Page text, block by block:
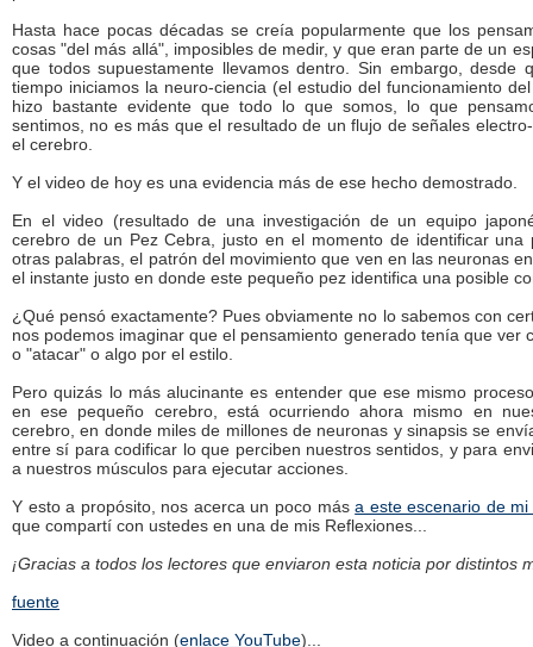
Hasta hace pocas décadas se creía popularmente que los
cosas "del más allá", imposibles de medir, y que eran parte de un
que todos supuestamente llevamos dentro. Sin embargo, desde
tiempo iniciamos la neuro-ciencia (el estudio del funcionamiento
hizo bastante evidente que todo lo que somos, lo que
sentimos, no es más que el resultado de un flujo de señales
el cerebro.
Y el video de hoy es una evidencia más de ese hecho demostrado.
En el video (resultado de una investigación de un equipo
cerebro de un Pez Cebra, justo en el momento de identificar una
otras palabras, el patrón del movimiento que ven en las neuronas
el instante justo en donde este pequeño pez identifica una posible
¿Qué pensó exactamente? Pues obviamente no lo sabemos con
nos podemos imaginar que el pensamiento generado tenía que ver
o "atacar" o algo por el estilo.
Pero quizás lo más alucinante es entender que ese mismo
en ese pequeño cerebro, está ocurriendo ahora mismo en
cerebro, en donde miles de millones de neuronas y sinapsis se
entre sí para codificar lo que perciben nuestros sentidos, y para
a nuestros músculos para ejecutar acciones.
Y esto a propósito, nos acerca un poco mása este escenario de
que compartí con ustedes en una de mis Reflexiones...
¡Gracias a todos los lectores que enviaron esta noticia por distintos
fuente
Video a continuación (enlace YouTube)...